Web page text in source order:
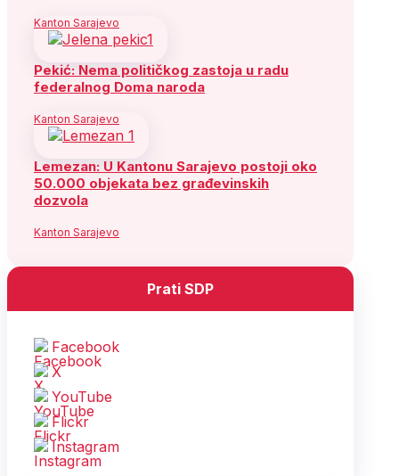
Kanton Sarajevo
Pekić: Nema političkog zastoja u radu
federalnog Doma naroda
Kanton Sarajevo
Lemezan: U Kantonu Sarajevo postoji oko
50.000 objekata bez građevinskih
dozvola
Kanton Sarajevo
Prati SDP
Facebook
X
YouTube
Flickr
Instagram